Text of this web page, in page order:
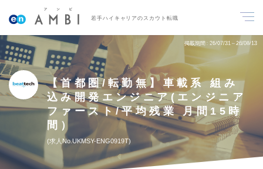
若手ハイキャリアのスカウト転職
掲載期間 26/07/31～26/08/13
【首都圏/転勤無】車載系 組み
込み開発エンジニア(エンジニア
ファースト/平均残業 月間15時
間）
求人No.UKMSY-ENG0919T